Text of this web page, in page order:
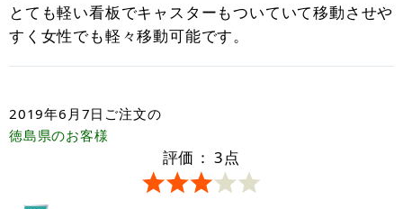
とても軽い看板でキャスターもついていて移動させや
すく女性でも軽々移動可能です。
2019年6月7日 ご注文の
徳島県のお客様
評価： 3点